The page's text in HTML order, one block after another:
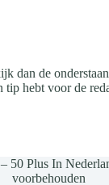
dan de
tip hebt voor de
50 Plus In
voorbehouden